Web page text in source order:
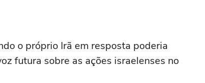
⁠o próprio Irã em resposta poderia
futura sobre as ações israelenses no